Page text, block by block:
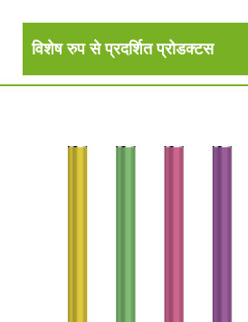
विशेष रुप से प्रदर्शित प्रोडक्टस